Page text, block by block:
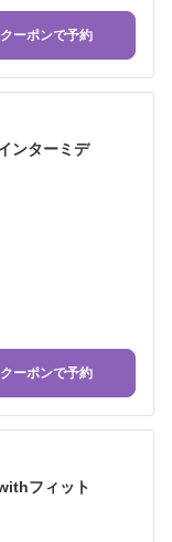
ーポンで予約
ンターミデ
ーポンで予約
フィット